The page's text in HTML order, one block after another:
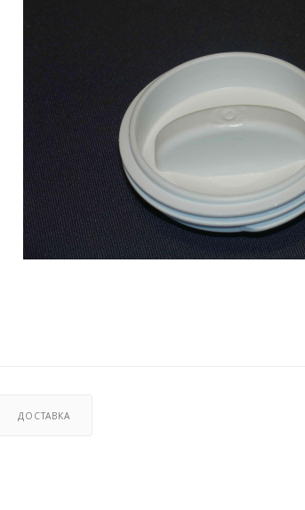
ДОСТАВКА